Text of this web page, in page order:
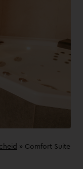
» Comfort Suite